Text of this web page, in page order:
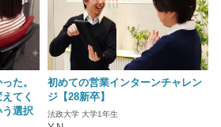
た。
てく
選択
初めての営業インターンチャレン
ジ【28新卒】
法政大学 大学1年生